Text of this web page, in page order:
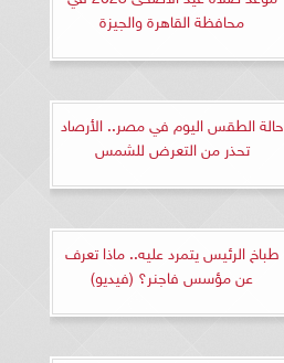
محافظة القاهرة والجيزة
حالة الطقس اليوم في مصر.. الأرصاد
تحذر من التعرض للشمس
طباخ الرئيس يتمرد عليه.. ماذا تعرف
عن مؤسس فاجنر؟ (فيديو)